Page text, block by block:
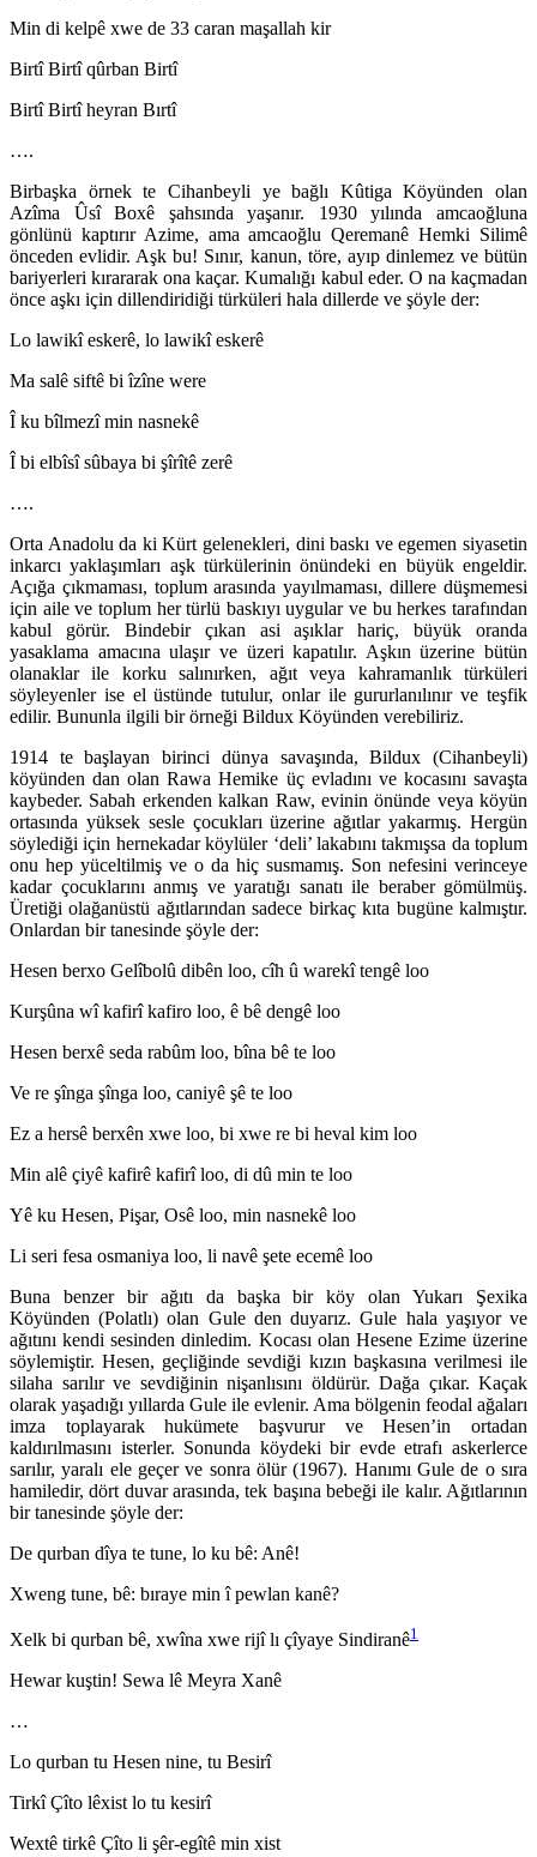
Min di kelpê xwe de 33 caran maşallah kir
Birtî Birtî qûrban Birtî
Birtî Birtî heyran Bırtî
….
Birbaşka örnek te Cihanbeyli ye bağlı Kûtiga Köyünden olan
Azîma Ûsî Boxê şahsında yaşanır. 1930 yılında amcaoğluna
gönlünü kaptırır Azime, ama amcaoğlu Qeremanê Hemki Silimê
önceden evlidir. Aşk bu! Sınır, kanun, töre, ayıp dinlemez ve bütün
bariyerleri kırararak ona kaçar. Kumalığı kabul eder. O na kaçmadan
önce aşkı için dillendiridiği türküleri hala dillerde ve şöyle der:
Lo lawikî eskerê, lo lawikî eskerê
Ma salê siftê bi îzîne were
Î ku bîlmezî min nasnekê
Î bi elbîsî sûbaya bi şîrîtê zerê
….
Orta Anadolu da ki Kürt gelenekleri, dini baskı ve egemen siyasetin
inkarcı yaklaşımları aşk türkülerinin önündeki en büyük engeldir.
Açığa çıkmaması, toplum arasında yayılmaması, dillere düşmemesi
için aile ve toplum her türlü baskıyı uygular ve bu herkes tarafından
kabul görür. Bindebir çıkan asi aşıklar hariç, büyük oranda
yasaklama amacına ulaşır ve üzeri kapatılır. Aşkın üzerine bütün
olanaklar ile korku salınırken, ağıt veya kahramanlık türküleri
söyleyenler ise el üstünde tutulur, onlar ile gururlanılınır ve teşfik
edilir. Bununla ilgili bir örneği Bildux Köyünden verebiliriz.
1914 te başlayan birinci dünya savaşında, Bildux (Cihanbeyli)
köyünden dan olan Rawa Hemike üç evladını ve kocasını savaşta
kaybeder. Sabah erkenden kalkan Raw, evinin önünde veya köyün
ortasında yüksek sesle çocukları üzerine ağıtlar yakarmış. Hergün
söylediği için hernekadar köylüler ‘deli’ lakabını takmışsa da toplum
onu hep yüceltilmiş ve o da hiç susmamış. Son nefesini verinceye
kadar çocuklarını anmış ve yaratığı sanatı ile beraber gömülmüş.
Üretiği olağanüstü ağıtlarından sadece birkaç kıta bugüne kalmıştır.
Onlardan bir tanesinde şöyle der:
Hesen berxo Gelîbolû dibên loo, cîh û warekî tengê loo
Kurşûna wî kafirî kafiro loo, ê bê dengê loo
Hesen berxê seda rabûm loo, bîna bê te loo
Ve re şînga şînga loo, caniyê şê te loo
Ez a hersê berxên xwe loo, bi xwe re bi heval kim loo
Min alê çiyê kafirê kafirî loo, di dû min te loo
Yê ku Hesen, Pişar, Osê loo, min nasnekê loo
Li seri fesa osmaniya loo, li navê şete ecemê loo
Buna benzer bir ağıtı da başka bir köy olan Yukarı Şexika
Köyünden (Polatlı) olan Gule den duyarız. Gule hala yaşıyor ve
ağıtını kendi sesinden dinledim. Kocası olan Hesene Ezime üzerine
söylemiştir. Hesen, geçliğinde sevdiği kızın başkasına verilmesi ile
silaha sarılır ve sevdiğinin nişanlısını öldürür. Dağa çıkar. Kaçak
olarak yaşadığı yıllarda Gule ile evlenir. Ama bölgenin feodal ağaları
imza toplayarak hukümete başvurur ve Hesen’in ortadan
kaldırılmasını isterler. Sonunda köydeki bir evde etrafı askerlerce
sarılır, yaralı ele geçer ve sonra ölür (1967). Hanımı Gule de o sıra
hamiledir, dört duvar arasında, tek başına bebeği ile kalır. Ağıtlarının
bir tanesinde şöyle der:
De qurban dîya te tune, lo ku bê: Anê!
Xweng tune, bê: bıraye min î pewlan kanê?
Xelk bi qurban bê, xwîna xwe rijî lı çîyaye Sindiranê1
Hewar kuştin! Sewa lê Meyra Xanê
…
Lo qurban tu Hesen nine, tu Besirî
Tirkî Çîto lêxist lo tu kesirî
Wextê tirkê Çîto li şêr-egîtê min xist